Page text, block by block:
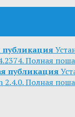
Полная
публикация
2.4.0. Полная